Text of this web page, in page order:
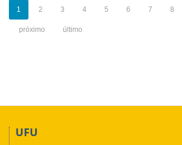
1 2 3 4 5 6 7 8
próximo último
UFU